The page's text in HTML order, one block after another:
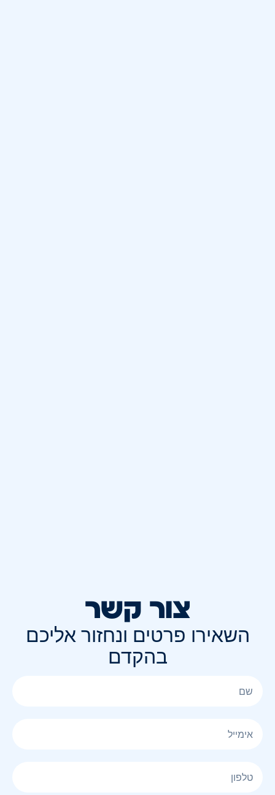
צור קשר
השאירו פרטים ונחזור אליכם
בהקדם